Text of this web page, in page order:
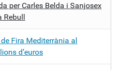
per Carles Belda i Sanjosex
Rebull
Fira Mediterrània al
d’euros